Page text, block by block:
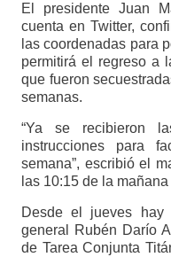
El presidente Juan
cuenta en Twitter,
las coordenadas para
permitirá el regreso a
que fueron
semanas.
“Ya se recibieron
instrucciones para
semana”, escribió el
las 10:15 de la
Desde el jueves hay
general Rubén Darío
de Tarea Conjunta